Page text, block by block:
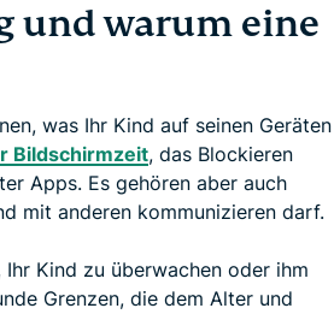
und warum eine
was Ihr Kind auf seinen Geräten
Bildschirmzeit, das Blockieren
Apps. Es gehören aber auch
mit anderen kommunizieren darf.
Kind zu überwachen oder ihm
Grenzen, die dem Alter und